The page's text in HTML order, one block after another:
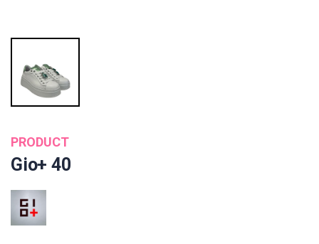
PRODUCT
Gio+ 40